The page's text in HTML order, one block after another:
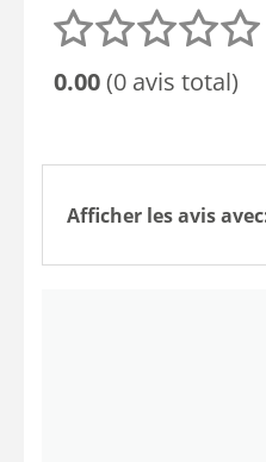
0.00(0 avis total)
Afficher les avis